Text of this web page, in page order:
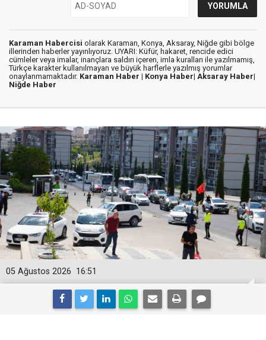
Karaman Habercisi olarak Karaman, Konya, Aksaray, Niğde gibi bölge
illerinden haberler yayınlıyoruz. UYARI: Küfür, hakaret, rencide edici
cümleler veya imalar, inançlara saldırı içeren, imla kuralları ile yazılmamış,
Türkçe karakter kullanılmayan ve büyük harflerle yazılmış yorumlar
onaylanmamaktadır. Karaman Haber | Konya Haber| Aksaray Haber|
Niğde Haber
16:51
05 Ağustos 2026